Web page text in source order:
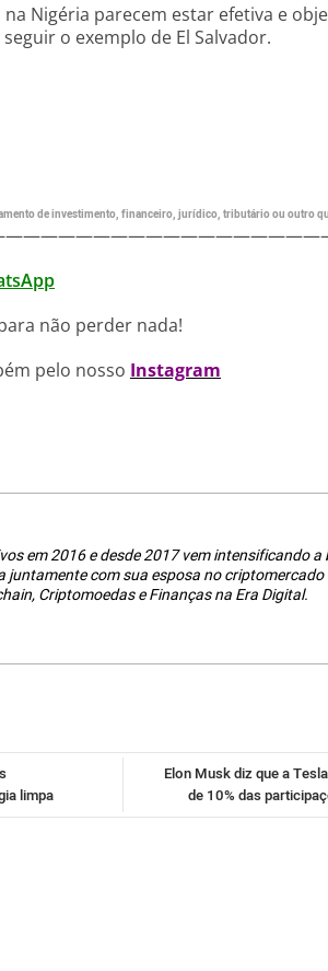
Nigéria parecem estar efetiva e
o exemplo de El Salvador.
de investimento, financeiro, jurídico, tributário ou outro
não perder nada!
pelo nosso Instagram
em 2016 e desde 2017 vem intensificando a
juntamente com sua esposa no
Criptomoedas e Finanças na Era Digital.
Elon Musk diz que a
de 10% das
limpa